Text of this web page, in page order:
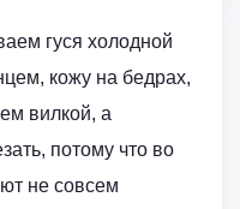
гуся холодной
кожу на бедрах,
вилкой, а
потому что во
не совсем